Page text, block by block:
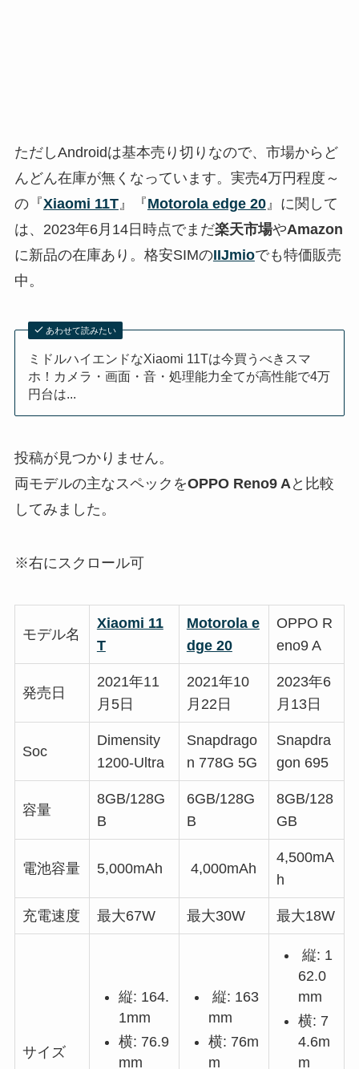
ただしAndroidは基本売り切りなので、市場からど
んどん在庫が無くなっています。実売4万円程度～
の『Xiaomi 11T』『Motorola edge 20』に関して
は、2023年6月14日時点でまだ楽天市場やAmazon
に新品の在庫あり。格安SIMのIIJmioでも特価販売
中。
あわせて読みたい
ミドルハイエンドなXiaomi 11Tは今買うべきスマ
ホ！カメラ・画面・音・処理能力全てが高性能で4万
円台は...
投稿が見つかりません。
両モデルの主なスペックをOPPO Reno9 A と比較
してみました。
※右にスクロール可
モデル名
Xiaomi 11
T
Motorola e
dge 20
OPPO R
eno9 A
発売日
2021年11
月5日
2021年10
月22日
2023年6
月13日
Soc
Dimensity
1200-Ultra
Snapdrago
n 778G 5G
Snapdra
gon 695
容量
8GB/128G
B
6GB/128G
B
8GB/128
GB
電池容量 5,000mAh 4,000mAh
4,500mA
h
充電速度 最大67W 最大30W 最大18W
サイズ
縦: 164.
1mm
横: 76.9
mm
縦: 163
mm
横: 76m
m
縦: 1
62.0
mm
横: 7
4.6m
m